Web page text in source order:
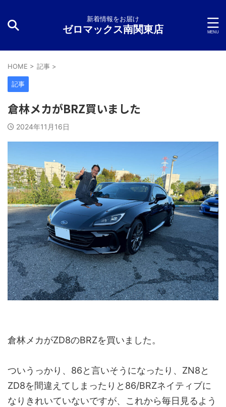
新着情報をお届け
ゼロマックス南関東店
HOME > 記事 >
記事
倉林メカがBRZ買いました
2024年11月16日
倉林メカがZD8のBRZを買いました。
ついうっかり、86と言いそうになったり、ZN8と
ZD8を間違えてしまったりと86/BRZネイティブに
なりきれいていないですが、これから毎日見るよう